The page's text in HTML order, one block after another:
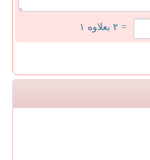
= ۲ بعلاوه ۱